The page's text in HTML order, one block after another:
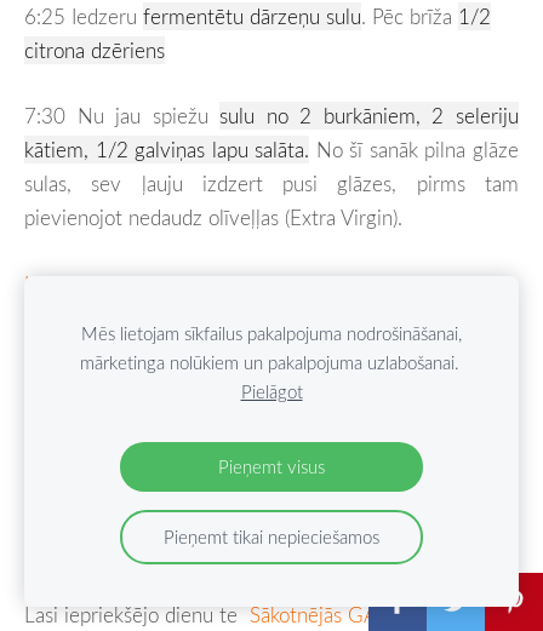
6:25 Iedzeru fermentētu dārzeņu sulu. Pēc brīža 1/2
citrona dzēriens
7:30 Nu jau spiežu sulu no 2 burkāniem, 2 seleriju
kātiem, 1/2 galviņas lapu salāta. No šī sanāk pilna glāze
sulas, sev ļauju izdzert pusi glāzes, pirms tam
pievienojot nedaudz olīveļļas (Extra Virgin).
Lasīt tālāk »
Sākotnējās GAPS
diētas 4. Posms: 17.
diena
17. nov. 2015, Nav komentāru
Lasi iepriekšējo dienu te Sākotnējās GAPS diētas 4.
Mēs lietojam sīkfailus pakalpojuma nodrošināšanai,
mārketinga nolūkiem un pakalpojuma uzlabošanai.
Pielāgot
Pieņemt visus
Pieņemt tikai nepieciešamos